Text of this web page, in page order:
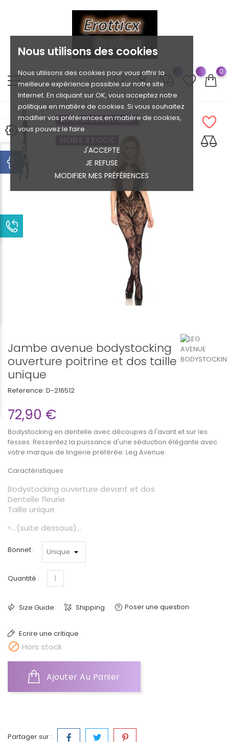
Nous utilisons des cookies
Nous utilisons des cookies pour vous offrir la
meilleure expérience possible sur notre site
Internet. En cliquant sur OK, vous acceptez notre
politique en matière de cookies. Si vous souhaitez
modifier vos préférences en matière de cookies,
vous pouvez le faire
J'ACCEPTE
JE REFUSE
MODIFIER MES PRÉFÉRENCES
0
EXCLUSIVITÉ WEB !
Jambe avenue bodystocking
ouverture poitrine et dos taille
unique
Reference: D-216512
72,90 €
Bodystocking en dentelle avec découpes à l'avant et sur les
fesses. Ressentez la puissance d'une séduction élégante avec
votre marque de lingerie préférée: Leg Avenue.
Caractéristiques
Bodystocking ouverture devant et dos
Dentelle fleurie
Taille unique
<...(suite dessous)...
Bonnet :
Quantité :
Size Guide Shipping Poser une question
Ecrire une critique
 Hors stock
Ajouter Au Panier
Partager sur :